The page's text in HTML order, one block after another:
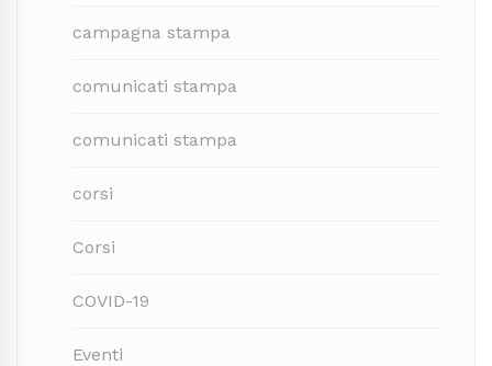
campagna stampa
comunicati stampa
comunicati stampa
corsi
Corsi
COVID-19
Eventi